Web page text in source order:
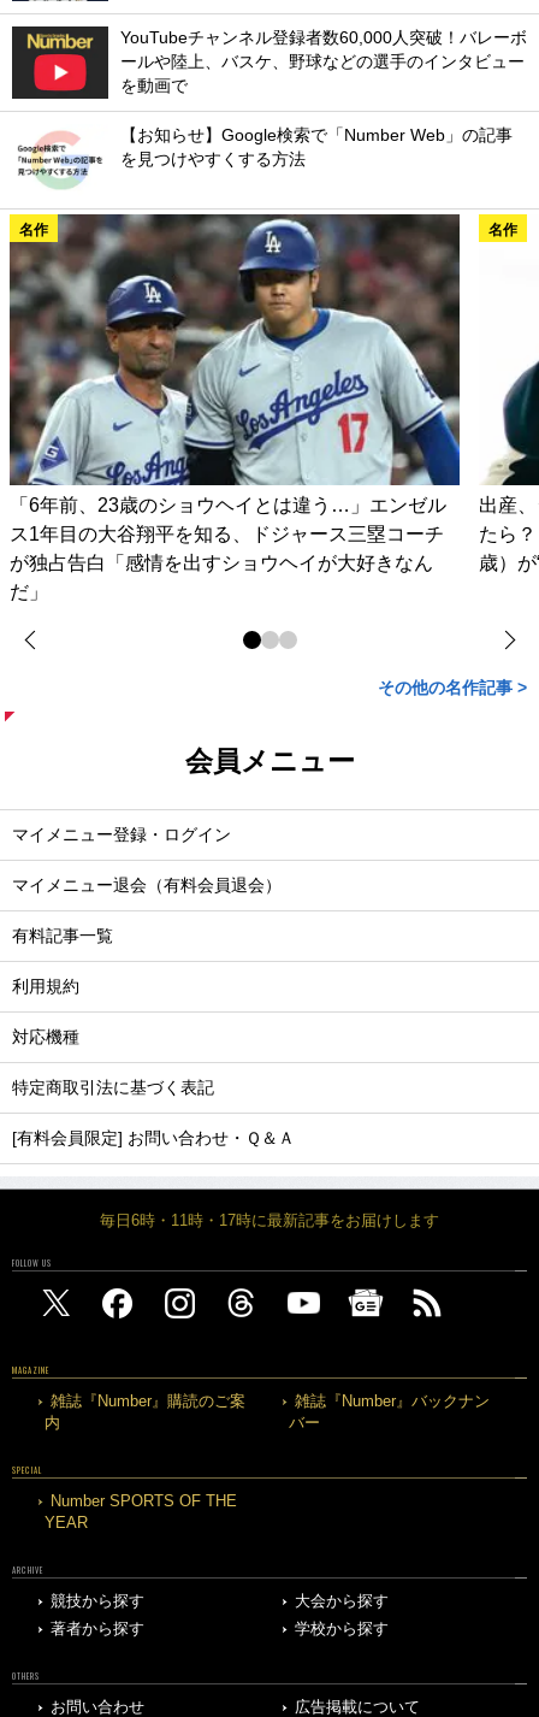
YouTubeチャンネル登録者数60,000人突破！バレーボ
ールや陸上、バスケ、野球などの選手のインタビュー
を動画で
【お知らせ】Google検索で「Number Web」の記事
を見つけやすくする方法
名作
「6年前、23歳のショウヘイとは違う…」エンゼル
ス1年目の大谷翔平を知る、ドジャース三塁コーチ
が独占告白「感情を出すショウヘイが大好きなん
だ」
名作
出産
たら
歳）
その他の名作記事 >
会員メニュー
マイメニュー登録・ログイン
マイメニュー退会（有料会員退会）
有料記事一覧
利用規約
対応機種
特定商取引法に基づく表記
[有料会員限定] お問い合わせ・Ｑ＆Ａ
毎日6時・11時・17時に最新記事をお届けします
FOLLOW US
MAGAZINE
雑誌『Number』購読のご案
内
雑誌『Number』バックナン
バー
SPECIAL
Number SPORTS OF THE
YEAR
ARCHIVE
競技から探す
大会から探す
著者から探す
学校から探す
OTHERS
お問い合わせ 広告掲載について